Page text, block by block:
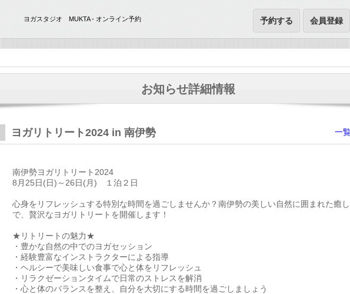
ヨガスタジオ MUKTA - オンライン予約 会員登録
予約する
お知らせ詳細情報
ヨガリトリート2024 in 南伊勢 一
南伊勢ヨガリトリート2024
8月25日(日)～26日(月) １泊２日
心身をリフレッシュする特別な時間を過ごしませんか？南伊勢の美しい自然に囲まれた癒
で、贅沢なヨガリトリートを開催します！
★リトリートの魅力★
・豊かな自然の中でのヨガセッション
・経験豊富なインストラクターによる指導
・ヘルシーで美味しい食事で心と体をリフレッシュ
・リラクゼーションタイムで日常のストレスを解消
・心と体のバランスを整え、自分を大切にする時間を過ごしましょう